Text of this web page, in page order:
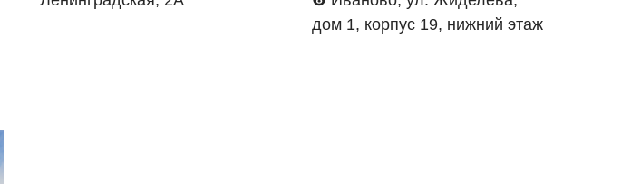
дом 1, корпус 19, нижний этаж